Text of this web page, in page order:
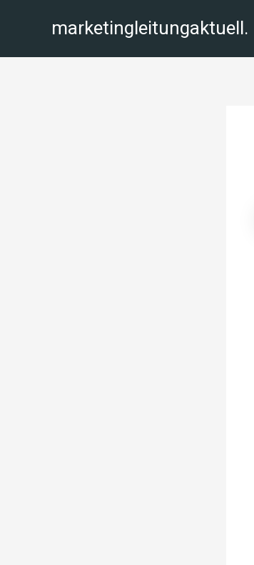
marketingleitungaktuell.